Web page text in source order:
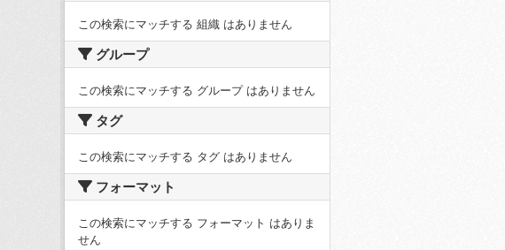
この検索にマッチする 組織 はありません
グループ
この検索にマッチする グループ はありません
タグ
この検索にマッチする タグ はありません
フォーマット
この検索にマッチする フォーマット はありま
せん